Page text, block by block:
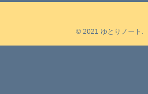
© 2021 ゆとりノート.